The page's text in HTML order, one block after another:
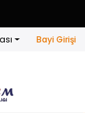
Bayi Girişi